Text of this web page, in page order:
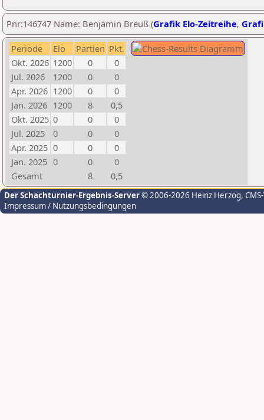
Pnr:146747 Name: Benjamin Breuß (Grafik Elo-Zeitreihe,
Periode Elo Partien Pkt.
Okt. 2026 1200 0
0
Jul. 2026
1200 0
0
Apr. 2026 1200 0
0
Jan. 2026 1200 8
0,5
Okt. 2025 0 0
0
Jul. 2025
0 0
0
Apr. 2025 0 0
0
Jan. 2025 0 0
0
Gesamt
8 0,5
Der Schachturnier-Ergebnis-Server© 2006-2026 Heinz Herzog,
Impressum / Nutzungsbedingungen